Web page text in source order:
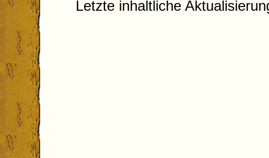
Letzte inhaltliche